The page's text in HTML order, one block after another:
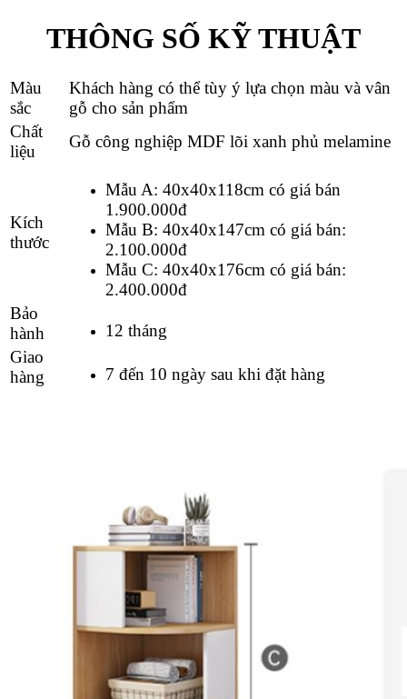
THÔNG SỐ KỸ THUẬT
Màu
sắc
Khách hàng có thể tùy ý lựa chọn màu và vân
gỗ cho sản phẩm
Chất
liệu
Gỗ công nghiệp MDF lõi xanh phủ melamine
Kích
thước
Mẫu A: 40x40x118cm có giá bán
1.900.000đ
Mẫu B: 40x40x147cm có giá bán:
2.100.000đ
Mẫu C: 40x40x176cm có giá bán:
2.400.000đ
Bảo
hành
12 tháng
Giao
hàng
7 đến 10 ngày sau khi đặt hàng